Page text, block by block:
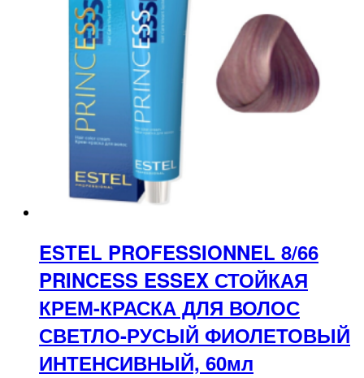
ESTEL PROFESSIONNEL 8/66
PRINCESS ESSEX СТОЙКАЯ
КРЕМ-КРАСКА ДЛЯ ВОЛОС
СВЕТЛО-РУСЫЙ ФИОЛЕТОВЫЙ
ИНТЕНСИВНЫЙ, 60мл